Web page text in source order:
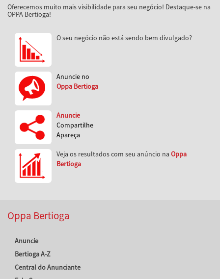
Oferecemos muito mais visibilidade para seu negócio! Destaque-se na
OPPA Bertioga!
O seu negócio não está sendo bem divulgado?
Anuncie no
Oppa Bertioga
Anuncie
Compartilhe
Apareça
Veja os resultados com seu anúncio na Oppa
Bertioga
Oppa Bertioga
Anuncie
Bertioga A-Z
Central do Anunciante